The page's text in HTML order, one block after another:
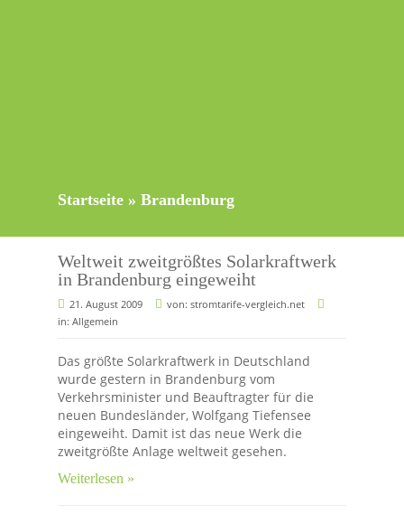
Startseite » Brandenburg
Weltweit zweitgrößtes Solarkraftwerk
in Brandenburg eingeweiht
21. August 2009 von: stromtarife-vergleich.net
in: Allgemein
Das größte Solarkraftwerk in Deutschland
wurde gestern in Brandenburg vom
Verkehrsminister und Beauftragter für die
neuen Bundesländer, Wolfgang Tiefensee
eingeweiht. Damit ist das neue Werk die
zweitgrößte Anlage weltweit gesehen.
Weiterlesen »